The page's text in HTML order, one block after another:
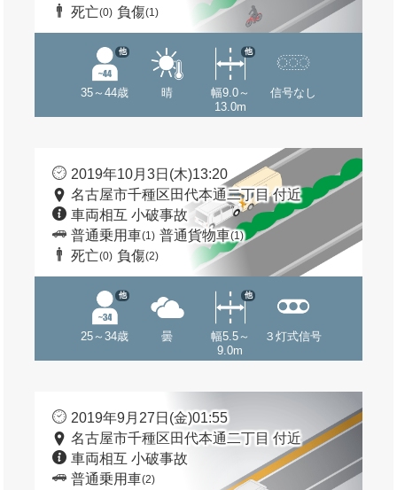
死亡(0) 負傷(1)
35～44歳
他
晴
幅9.0～
13.0m
他
信号なし
2019年10月3日(木)13:20
名古屋市千種区田代本通二丁目 付近
車両相互 小破事故
普通乗用車(1) 普通貨物車(1)
死亡(0) 負傷(2)
25～34歳
他
曇
幅5.5～
9.0m
他
３灯式信号
2019年9月27日(金)01:55
名古屋市千種区田代本通二丁目 付近
車両相互 小破事故
普通乗用車(2)